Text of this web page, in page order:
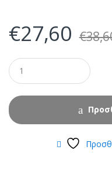
€27,60 €